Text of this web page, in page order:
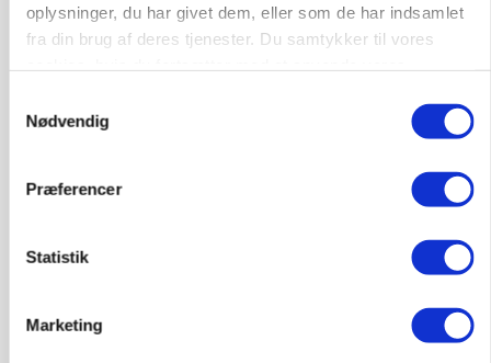
oplysninger, du har givet dem, eller som de har indsamlet
fra din brug af deres tjenester. Du samtykker til vores
Nødvendig
Præferencer
Statistik
Marketing
Leder til klimastald
Klimastald
9670, Løgstør 03. aug.